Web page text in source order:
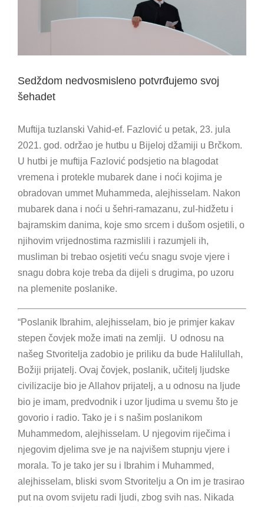
Sedždom nedvosmisleno potvrđujemo svoj
šehadet
Muftija tuzlanski Vahid-ef. Fazlović u petak, 23. jula
2021. god. održao je hutbu u Bijeloj džamiji u Brčkom.
U hutbi je muftija Fazlović podsjetio na blagodat
vremena i protekle mubarek dane i noći kojima je
obradovan ummet Muhammeda, alejhisselam. Nakon
mubarek dana i noći u šehri-ramazanu, zul-hidžetu i
bajramskim danima, koje smo srcem i dušom osjetili, o
njihovim vrijednostima razmislili i razumjeli ih,
musliman bi trebao osjetiti veću snagu svoje vjere i
snagu dobra koje treba da dijeli s drugima, po uzoru
na plemenite poslanike.
“Poslanik Ibrahim, alejhisselam, bio je primjer kakav
stepen čovjek može imati na zemlji. U odnosu na
našeg Stvoritelja zadobio je priliku da bude Halilullah,
Božiji prijatelj. Ovaj čovjek, poslanik, učitelj ljudske
civilizacije bio je Allahov prijatelj, a u odnosu na ljude
bio je imam, predvodnik i uzor ljudima u svemu što je
govorio i radio. Tako je i s našim poslanikom
Muhammedom, alejhisselam. U njegovim riječima i
njegovim djelima sve je na najvišem stupnju vjere i
morala. To je tako jer su i Ibrahim i Muhammed,
alejhisselam, bliski svom Stvoritelju a On im je trasirao
put na ovom svijetu radi ljudi, zbog svih nas. Nikada